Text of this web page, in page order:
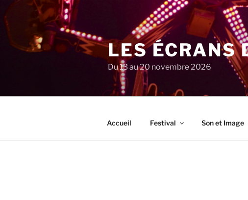
au
contenu
principal
LES ÉCRANS
Du 13 au 20 novembre 2026
Accueil Festival Son et Image